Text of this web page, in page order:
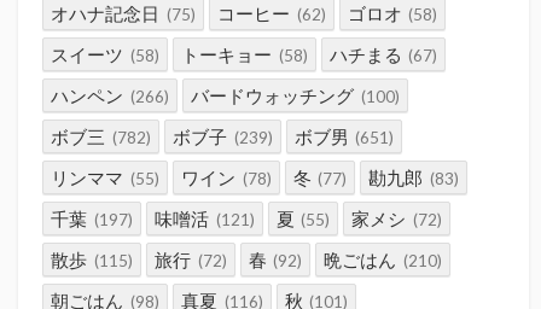
オハナ記念日 (75) コーヒー (62) ゴロオ (58)
スイーツ (58) トーキョー (58) ハチまる (67)
ハンペン (266) バードウォッチング (100)
ボブ三 (782) ボブ子 (239) ボブ男 (651)
リンママ (55) ワイン (78) 冬 (77) 勘九郎 (83)
千葉 (197) 味噌活 (121) 夏 (55) 家メシ (72)
散歩 (115) 旅行 (72) 春 (92) 晩ごはん (210)
朝ごはん (98) 真夏 (116) 秋 (101)